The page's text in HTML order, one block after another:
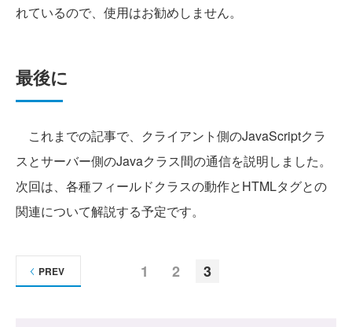
れているので、使用はお勧めしません。
最後に
これまでの記事で、クライアント側のJavaScriptクラ
スとサーバー側のJavaクラス間の通信を説明しました。
次回は、各種フィールドクラスの動作とHTMLタグとの
関連について解説する予定です。
1 2 3
PREV